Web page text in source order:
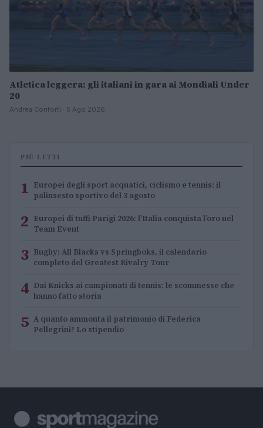
Atletica leggera: gli italiani in gara ai Mondiali Under
20
Andrea Conforti · 5 Ago 2026
PIÙ LETTI
1 Europei degli sport acquatici, ciclismo e tennis: il
palinsesto sportivo del 3 agosto
2 Europei di tuffi Parigi 2026: l’Italia conquista l’oro nel
Team Event
3 Rugby: All Blacks vs Springboks, il calendario
completo del Greatest Rivalry Tour
4 Dai Knicks ai campionati di tennis: le scommesse che
hanno fatto storia
5 A quanto ammonta il patrimonio di Federica
Pellegrini? Lo stipendio